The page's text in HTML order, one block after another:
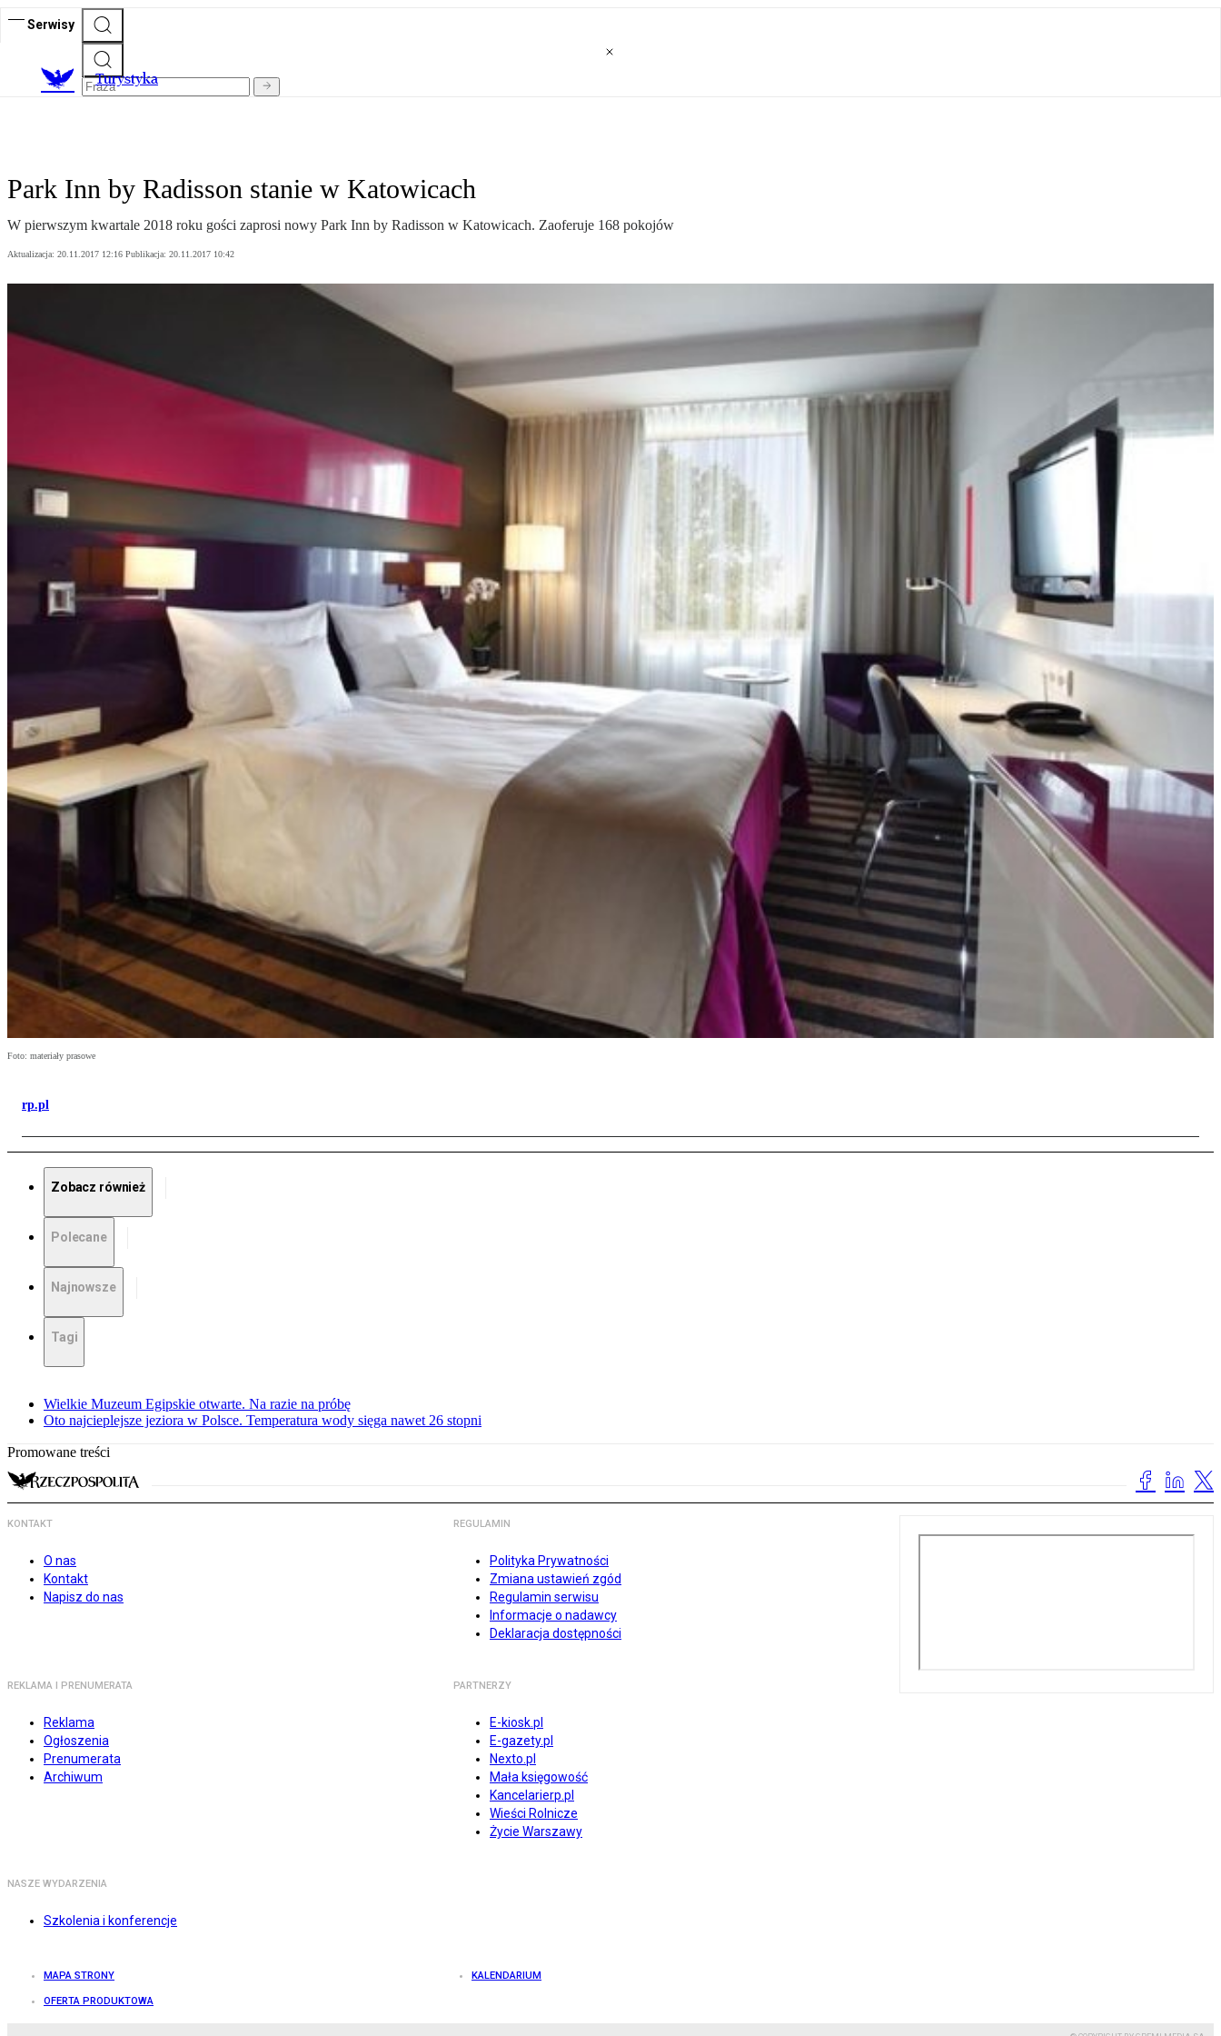
Serwisy
Turystyka
Park Inn by Radisson stanie w Katowicach
W pierwszym kwartale 2018 roku gości zaprosi nowy Park Inn by Radisson w Katowicach. Zaoferuje 168 pokojów
Aktualizacja: 20.11.2017 12:16 Publikacja: 20.11.2017 10:42
Foto: materiały prasowe
rp.pl
Zobacz również
Polecane
Najnowsze
Tagi
Wielkie Muzeum Egipskie otwarte. Na razie na próbę
Oto najcieplejsze jeziora w Polsce. Temperatura wody sięga nawet 26 stopni
Promowane treści
KONTAKT
O nas
Kontakt
Napisz do nas
REGULAMIN
Polityka Prywatności
Zmiana ustawień zgód
Regulamin serwisu
Informacje o nadawcy
Deklaracja dostępności
REKLAMA I PRENUMERATA
Reklama
Ogłoszenia
Prenumerata
Archiwum
PARTNERZY
E-kiosk.pl
E-gazety.pl
Nexto.pl
Mała księgowość
Kancelarierp.pl
Wieści Rolnicze
Życie Warszawy
NASZE WYDARZENIA
Szkolenia i konferencje
MAPA STRONY KALENDARIUM
OFERTA PRODUKTOWA